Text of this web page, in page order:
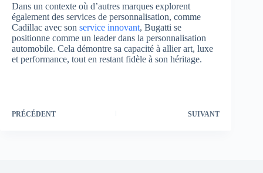
Dans un contexte où d’autres marques explorent
également des services de personnalisation, comme
Cadillac avec son service innovant, Bugatti se
positionne comme un leader dans la personnalisation
automobile. Cela démontre sa capacité à allier art, luxe
et performance, tout en restant fidèle à son héritage.
PRÉCÉDENT SUIVANT